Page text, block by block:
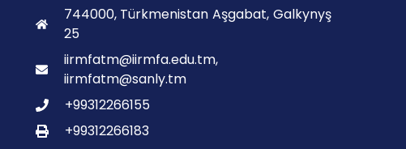
744000, Türkmenistan Aşgabat, Galkynyş
25
iirmfatm@iirmfa.edu.tm,
iirmfatm@sanly.tm
+99312266155
+99312266183